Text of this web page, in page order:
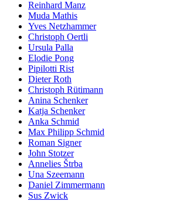
Reinhard Manz
Muda Mathis
Yves Netzhammer
Christoph Oertli
Ursula Palla
Elodie Pong
Pipilotti Rist
Dieter Roth
Christoph Rütimann
Anina Schenker
Katja Schenker
Anka Schmid
Max Philipp Schmid
Roman Signer
John Stotzer
Annelies Štrba
Una Szeemann
Daniel Zimmermann
Sus Zwick